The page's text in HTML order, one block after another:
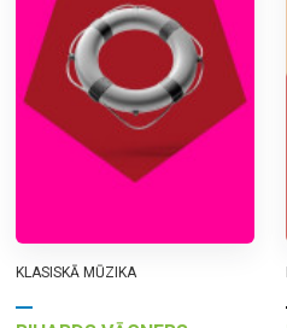
KLASISKĀ MŪZIKA